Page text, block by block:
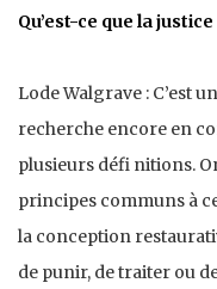
Qu’est-ce que la
Lode Walgrave : C’est
recherche encore en
plusieurs défi nitions.
principes communs à
la conception
de punir, de traiter ou